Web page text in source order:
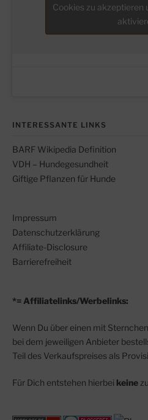
Cookies zu akzeptieren
INTERESSANTE LINKS
BARF Wikipedia Definition
VDH – Hundegesundheit
Giftige Pflanzen für Hunde
Impressum
Datenschutzerklärung
Affiliate-Disclosure
Barrierefreiheit
*= Affiliatelinks/Werbelinks:
Wenn Du über einen mit
bei dem jeweiligen Anbieter
Teil des Verkaufspreises als
Für Dich entstehen hierbei keine